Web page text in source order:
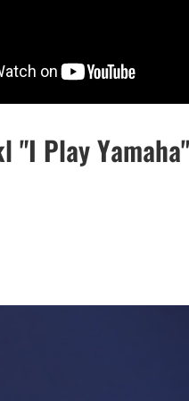
"I Play Yamaha"